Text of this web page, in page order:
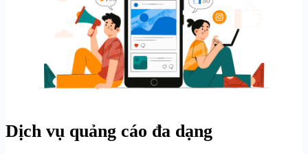
Dịch vụ quảng cáo đa dạng